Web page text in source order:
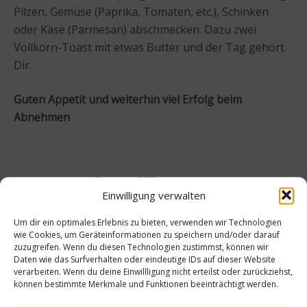
Einwilligung verwalten
Um dir ein optimales Erlebnis zu bieten, verwenden wir Technologien
wie Cookies, um Geräteinformationen zu speichern und/oder darauf
zuzugreifen. Wenn du diesen Technologien zustimmst, können wir
Daten wie das Surfverhalten oder eindeutige IDs auf dieser Website
verarbeiten. Wenn du deine Einwillligung nicht erteilst oder zurückziehst,
können bestimmte Merkmale und Funktionen beeinträchtigt werden.
Pilzen, Gemüse (Paprika, Tomaten, etc.), Schinken
oder Käse (Parmesan) abschmecken. Dazu zwei
Vollkorn-Toast mit etwas Butter und der Tag gehört
Dir.
Guten Appetit und weiterhin viel Erfolg beim
Abnehmen
vorheriger Beitrag
Wisse
Nächster Beitrag
Rezept